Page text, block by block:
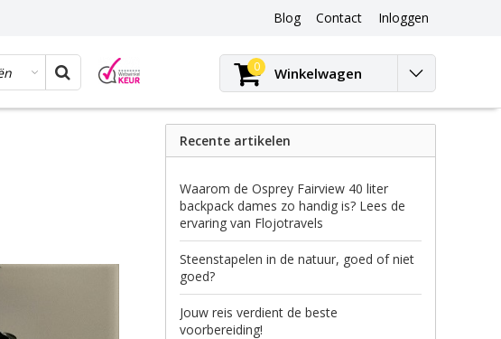
Blog
Blog
Contact Inloggen
0 Winkelwagen
Recente artikelen
Waarom de Osprey Fairview 40 liter
backpack dames zo handig is? Lees de
ervaring van Flojotravels
Steenstapelen in de natuur, goed of niet
goed?
Jouw reis verdient de beste
voorbereiding!